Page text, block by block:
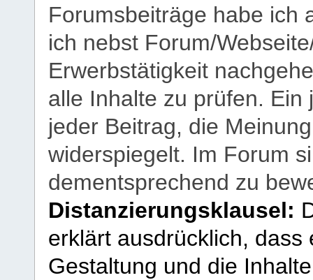
Forumsbeiträge habe ich
ich nebst Forum/
Erwerbstätigkeit
alle Inhalte zu prüfen.
jeder Beitrag, die
widerspiegelt. Im Forum
dementsprechend zu
Distanzierungsklausel:
erklärt ausdrücklich,
Gestaltung und die